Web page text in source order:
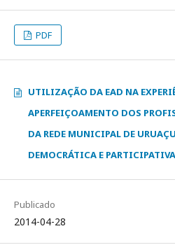
PDF
UTILIZAÇÃO DA EAD NA
APERFEIÇOAMENTO DOS
DA REDE MUNICIPAL DE
DEMOCRÁTICA E PARTICIPATIVA
Publicado
2014-04-28